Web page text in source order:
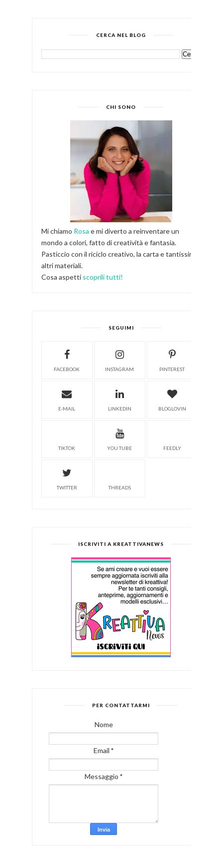
CERCA NEL BLOG
CHI SONO
Mi chiamo Rosa e mi diverto a reinventare un
mondo a colori, fatto di creatività e fantasia.
Pasticcio con il riciclo creativo, la carta e tantissimi
altri materiali.
Cosa aspetti scoprili tutti!
SEGUIMI
FACEBOOK INSTAGRAM PINTEREST
E-MAIL LINKEDIN BLOGLOVIN
TIKTOK YOU TUBE FEEDLY
TWITTER THREADS
ISCRIVITI A KREATTIVANEWS
PER CONTATTARMI
Nome
Email *
Messaggio *